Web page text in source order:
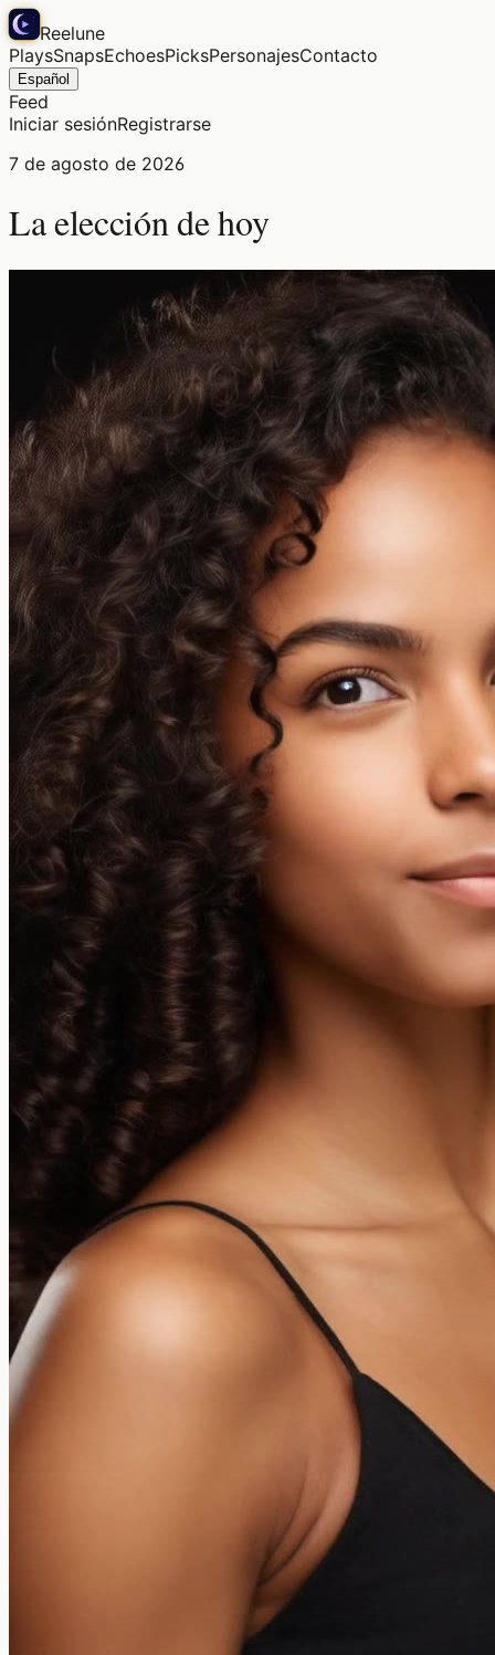
Reelune
PlaysSnapsEchoesPicksPersonajesContacto
Español
Feed
Iniciar sesiónRegistrarse
7 de agosto de 2026
La elección de hoy